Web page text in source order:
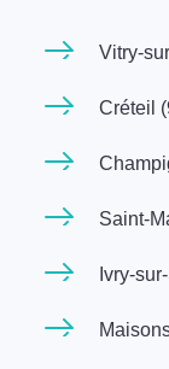
Vitry-
Créteil
Saint-
Ivry-